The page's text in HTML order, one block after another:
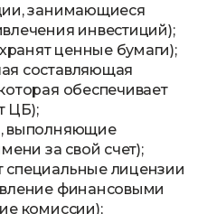
занимающиеся
инвестиций);
ценные бумаги);
составляющая
обеспечивает
ЦБ);
выполняющие
за свой счет);
лицензии
финансовыми
комиссии);